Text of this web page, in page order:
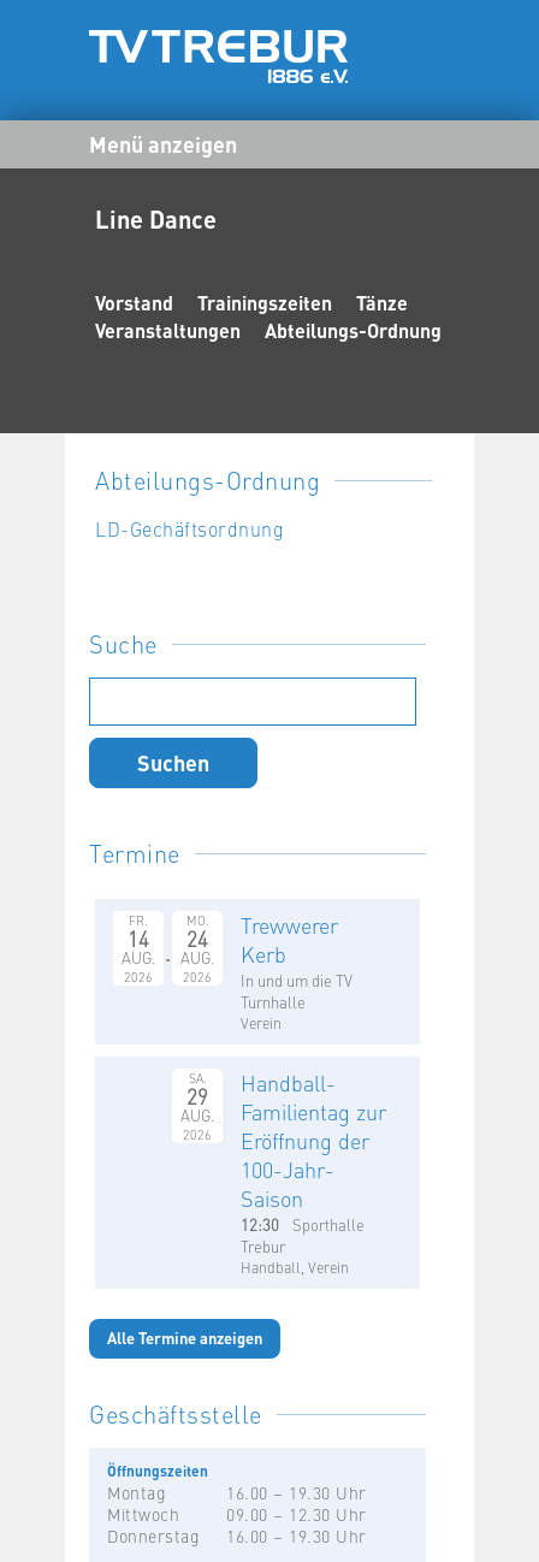
Menü anzeigen
Line Dance
Vorstand Trainingszeiten
Tänze
Veranstaltungen
Abteilungs-Ordnung
Abteilungs-Ordnung
LD-Gechäftsordnung
Suche
nach:
Termine
FR.
14
AUG.
2026
MO.
24
AUG.
2026
Trewwerer
Kerb
In und um die TV
Turnhalle
Verein
SA.
29
AUG.
2026
Handball-
Familientag zur
Eröffnung der
100-Jahr-
Saison
12:30
Sporthalle
Trebur
Handball, Verein
Alle Termine anzeigen
Geschäftsstelle
Öffnungszeiten
Montag
16.00 – 19.30 Uhr
Mittwoch
09.00 – 12.30 Uhr
Donnerstag
16.00 – 19.30 Uhr